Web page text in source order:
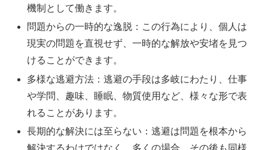
機制として働きます。
問題からの一時的な逸脱：この行為により、個人は
現実の問題を直視せず、一時的な解放や安堵を見つ
けることができます。
多様な逃避方法：逃避の手段は多岐にわたり、仕事
や学問、趣味、睡眠、物質使用など、様々な形で表
れることがあります。
長期的な解決には至らない：逃避は問題を根本から
解決するわけではなく、多くの場合、その後も同様